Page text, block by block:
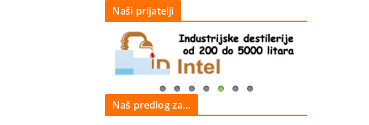
Naši prijatelji
Naš predlog za…